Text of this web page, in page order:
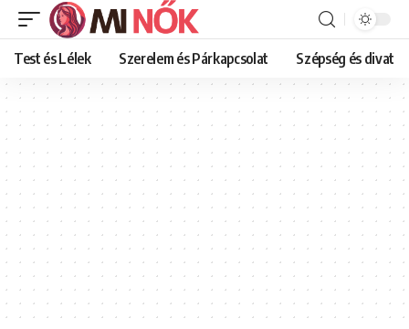
Test és Lélek Szerelem és Párkapcsolat Szépség és divat